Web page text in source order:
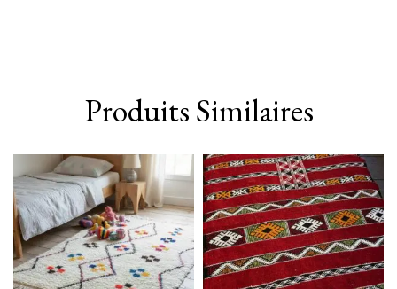
Produits Similaires